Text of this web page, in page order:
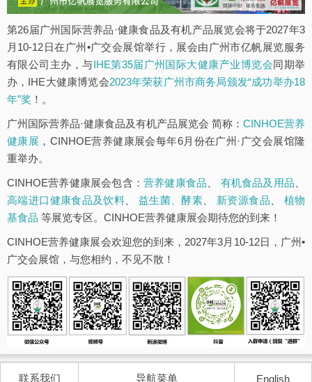
第26届广州国际营养品·健康食品及有机产品展览会将于2027年3
月10-12日在广州•广交会展馆举行，展会由广州市亿帆展览服务
有限公司主办，与IHE第35届广州国际大健康产业博览会同期举
办，IHE大健康博览会2023年荣获广州市商务局颁发“成功举办18
年”奖 ！。
广州国际营养品·健康食品及有机产品展览会 简称： CINHOE营养
健康展 ，CINHOE营养健康展会每年6月份在广州·广交会展馆隆
重举办。
CINHOE营养健康展会包含： 营养健康食品 有机食品及用品
高端进口健康食品及饮料
益生菌、酵素 新资源食品
植物
基食品 等展览专区。CINHOE营养健康展会期待您的到来！
CINHOE营养健康展会欢迎您的到来，2027年3月10-12日，广州•
广交会展馆，与您相约，不见不散！
联系我们 导航菜单 English